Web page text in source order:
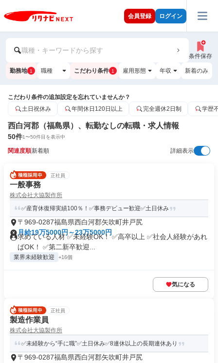
会員登録 ログイン
職種・キーワードから探す
条件保存
勤務地 1 職種 こだわり条件 1 雇用形態 年収 新着のみ
こだわり条件の追加設定を忘れていませんか？
土日祝休み
年間休日120日以上 完全週休2日制 学歴
西白河郡（福島県）、転勤なしの転職・求人情報
50件1〜50件目を表示中
関連度順新着順 詳細表示
正社員
一般事務
株式会社大協製作所
✅産育休復帰実績100％！✅事務デビュー歓迎✅土日休み
〒969-0287福島県西白河郡矢吹町井戸尻
月給19万5000円～23万5000円
求めている人材 ✅未経験OK！ ✅高卒以上 ✅社会人経験があれ
ばOK！ ✅第二新卒歓迎...
業界未経験歓迎 +16個
気になる
正社員
製造作業員
株式会社大協製作所
✅未経験から“手に職”✅土日休み✅8連休以上の長期連休あり
〒969-0287福島県西白河郡矢吹町井戸尻